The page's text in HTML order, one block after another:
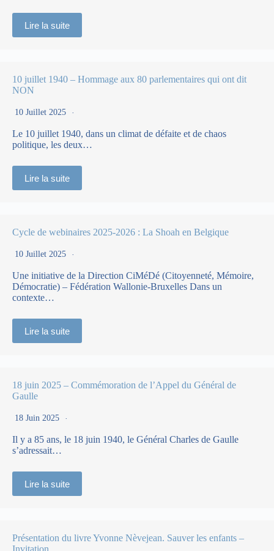
Lire la suite
10 juillet 1940 – Hommage aux 80 parlementaires qui ont dit
NON
10 Juillet 2025
Le 10 juillet 1940, dans un climat de défaite et de chaos
politique, les deux…
Lire la suite
Cycle de webinaires 2025-2026 : La Shoah en Belgique
10 Juillet 2025
Une initiative de la Direction CiMéDé (Citoyenneté, Mémoire,
Démocratie) – Fédération Wallonie-Bruxelles Dans un
contexte…
Lire la suite
18 juin 2025 – Commémoration de l’Appel du Général de
Gaulle
18 Juin 2025
Il y a 85 ans, le 18 juin 1940, le Général Charles de Gaulle
s’adressait…
Lire la suite
Présentation du livre Yvonne Nèvejean. Sauver les enfants –
Invitation